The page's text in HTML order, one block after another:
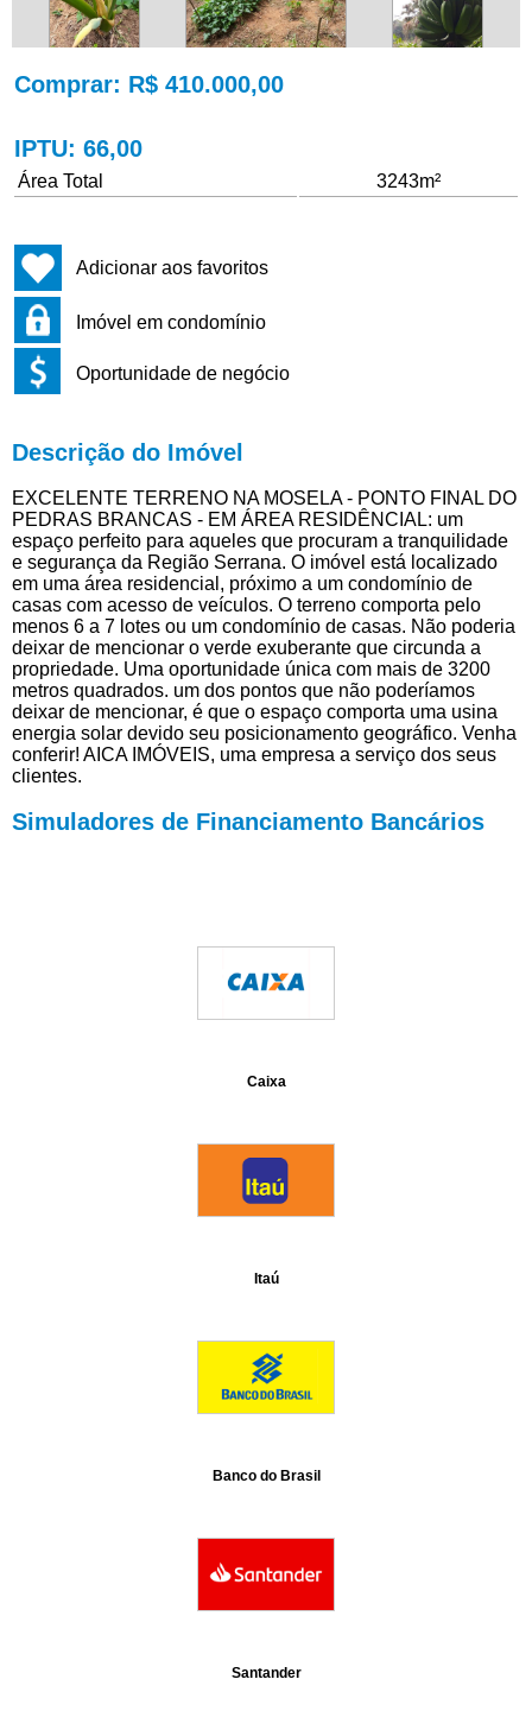
Comprar: R$ 410.000,00
IPTU: 66,00
Área Total 3243m²
Adicionar aos favoritos
Imóvel em condomínio
Oportunidade de negócio
Descrição do Imóvel
EXCELENTE TERRENO NA MOSELA - PONTO FINAL DO
PEDRAS BRANCAS - EM ÁREA RESIDÊNCIAL: um
espaço perfeito para aqueles que procuram a tranquilidade
e segurança da Região Serrana. O imóvel está localizado
em uma área residencial, próximo a um condomínio de
casas com acesso de veículos. O terreno comporta pelo
menos 6 a 7 lotes ou um condomínio de casas. Não poderia
deixar de mencionar o verde exuberante que circunda a
propriedade. Uma oportunidade única com mais de 3200
metros quadrados. um dos pontos que não poderíamos
deixar de mencionar, é que o espaço comporta uma usina
energia solar devido seu posicionamento geográfico. Venha
conferir! AICA IMÓVEIS, uma empresa a serviço dos seus
clientes.
Simuladores de Financiamento Bancários
Caixa
Itaú
Banco do Brasil
Santander